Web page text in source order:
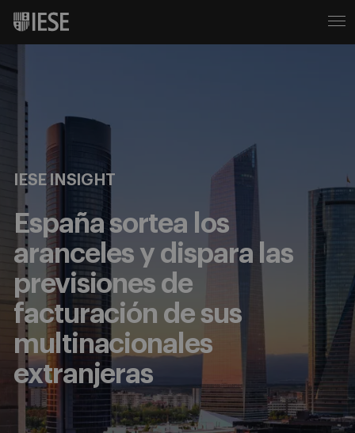
IESE INSIGHT
España sortea los
aranceles y dispara las
previsiones de
facturación de sus
multinacionales
extranjeras